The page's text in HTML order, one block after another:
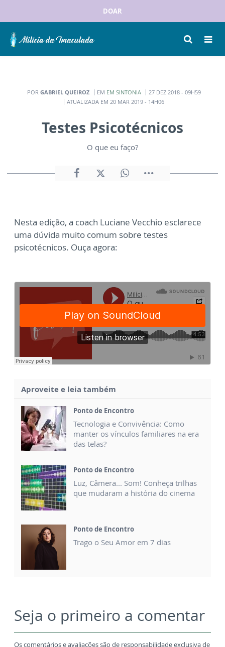
DOAR
POR GABRIEL QUEIROZ EM EM SINTONIA
27 DEZ 2018 - 09H59
ATUALIZADA EM 20 MAR 2019 - 14H06
Testes Psicotécnicos
O que eu faço?
Nesta edição, a coach Luciane Vecchio esclarece
uma dúvida muito comum sobre testes
psicotécnicos. Ouça agora:
Aproveite e leia também
Ponto de Encontro
Tecnologia e Convivência: Como
manter os vínculos familiares na era
das telas?
Ponto de Encontro
Luz, Câmera... Som! Conheça trilhas
que mudaram a história do cinema
Ponto de Encontro
Trago o Seu Amor em 7 dias
Seja o primeiro a comentar
Os comentários e avaliações são de responsabilidade exclusiva de